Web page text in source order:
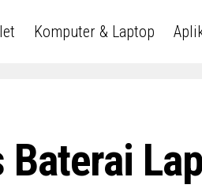
Komputer & Laptop